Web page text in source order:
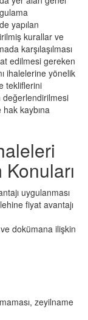
yapılan
kurallar ve
karşılaşılması
edilmesi gereken
ihalelerine yönelik
tekliflerini
değerlendirilmesi
kaybına
uygulanması
fiyat avantajı
dokümana ilişkin
zeyilname